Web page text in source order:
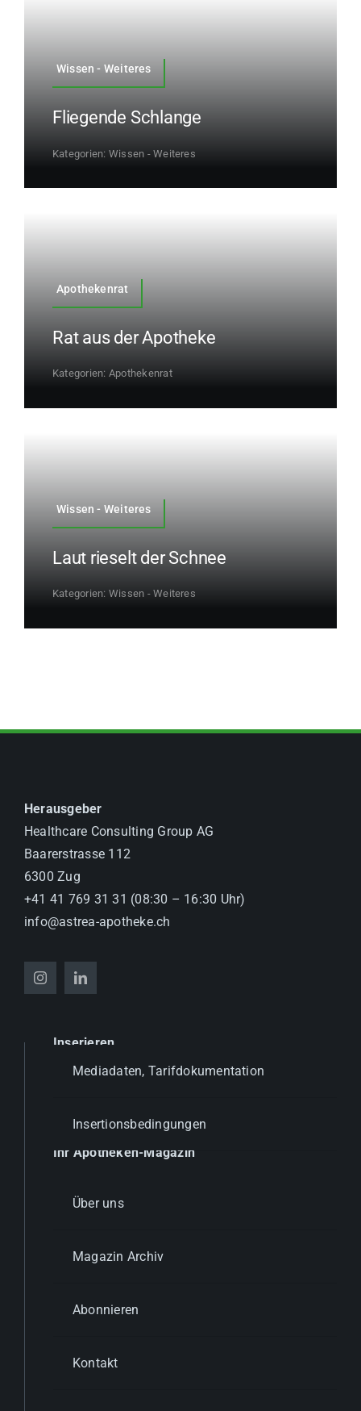
Wissen - Weiteres
Fliegende Schlange
Kategorien: Wissen - Weiteres
Apothekenrat
Rat aus der Apotheke
Kategorien: Apothekenrat
Wissen - Weiteres
Laut rieselt der Schnee
Kategorien: Wissen - Weiteres
Herausgeber
Healthcare Consulting Group AG
Baarerstrasse 112
6300 Zug
+41 41 769 31 31 (08:30 – 16:30 Uhr)
info@astrea-apotheke.ch
Inserieren
Mediadaten, Tarifdokumentation
Insertionsbedingungen
Ihr Apotheken-Magazin
Über uns
Magazin Archiv
Abonnieren
Kontakt